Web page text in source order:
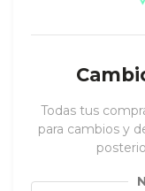
Todas tus
para cambios y